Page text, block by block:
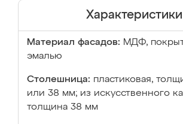
Характеристики
Материал фасадов: МДФ,
эмалью
Столешница: пластиковая,
или 38 мм; из искусственного
толщина 38 мм